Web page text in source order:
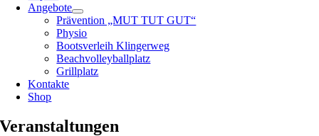
Angebote
Prävention „MUT TUT GUT“
Physio
Bootsverleih Klingerweg
Beachvolleyballplatz
Grillplatz
Kontakte
Shop
Veranstaltungen